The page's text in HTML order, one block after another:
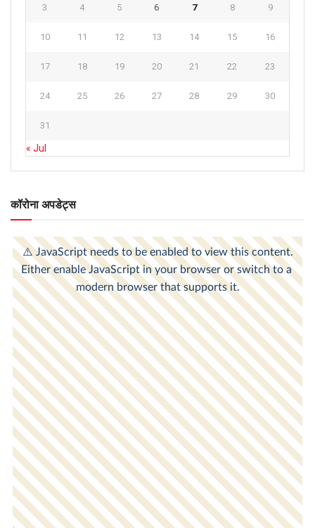
3 4 5 6 7 8 9
10 11 12 13 14 15 16
17 18 19 20 21 22 23
24 25 26 27 28 29 30
31
« Jul
कॉरोना अपडेट्स